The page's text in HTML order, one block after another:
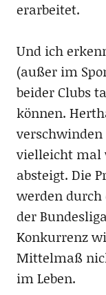
erarbeitet.
Und ich
(außer im
beider Clubs
können.
vielleicht mal
absteigt. Die
werden durch
der
Konkurrenz
Mittelmaß
im Leben.